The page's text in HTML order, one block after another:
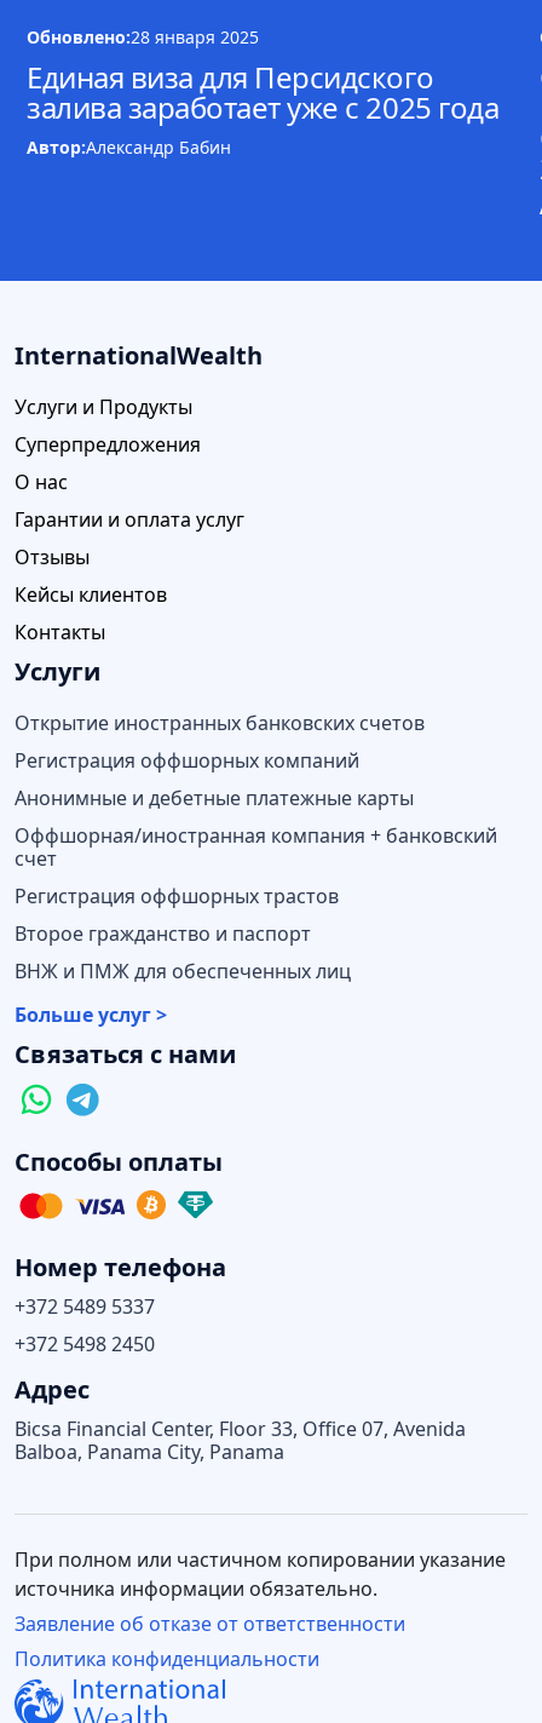
Обновлено:28 января 2025
Единая виза для Персидского
залива заработает уже с 2025 года
Автор:Александр Бабин
InternationalWealth
Услуги и Продукты
Суперпредложения
О нас
Гарантии и оплата услуг
Отзывы
Кейсы клиентов
Контакты
Услуги
Открытие иностранных банковских счетов
Регистрация оффшорных компаний
Анонимные и дебетные платежные карты
Оффшорная/иностранная компания + банковский
счет
Регистрация оффшорных трастов
Второе гражданство и паспорт
ВНЖ и ПМЖ для обеспеченных лиц
Больше услуг >
Связаться с нами
Способы оплаты
Номер телефона
+372 5489 5337
+372 5498 2450
Адрес
Bicsa Financial Center, Floor 33, Office 07, Avenida
Balboa, Panama City, Panama
Политика конфиденциальности
При полном или частичном копировании указание
источника информации обязательно.
Заявление об отказе от ответственности